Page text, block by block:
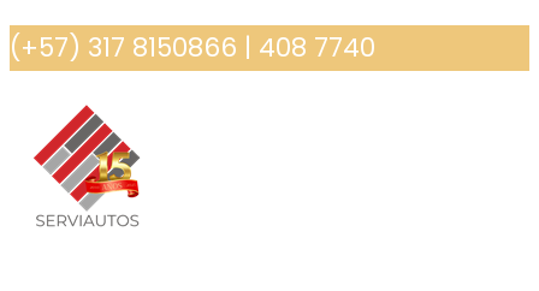
Saltar
contenido
(+57) 317 8150866 | 408 7740